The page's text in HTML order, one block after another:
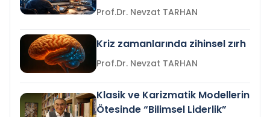
Prof.Dr. Nevzat TARHAN
Kriz zamanlarında zihinsel zırh
Prof.Dr. Nevzat TARHAN
Klasik ve Karizmatik Modellerin
Ötesinde “Bilimsel Liderlik”